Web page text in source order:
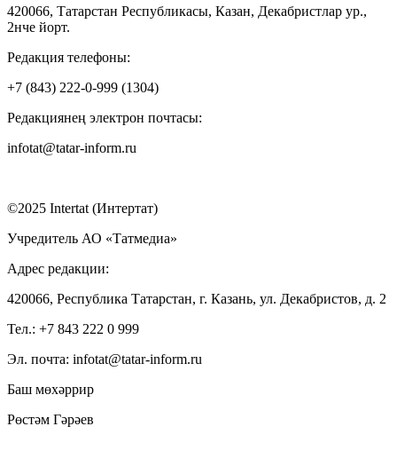
420066, Татарстан Республикасы, Казан, Декабристлар ур.,
2нче йорт.
Редакция телефоны:
+7 (843) 222-0-999 (1304)
Редакциянең электрон почтасы:
infotat@tatar-inform.ru
©2025 Intertat (Интертат)
Учредитель АО «Татмедиа»
Адрес редакции:
420066, Республика Татарстан, г. Казань, ул. Декабристов, д. 2
Тел.: +7 843 222 0 999
Эл. почта: infotat@tatar-inform.ru
Баш мөхәррир
Рөстәм Гәрәев